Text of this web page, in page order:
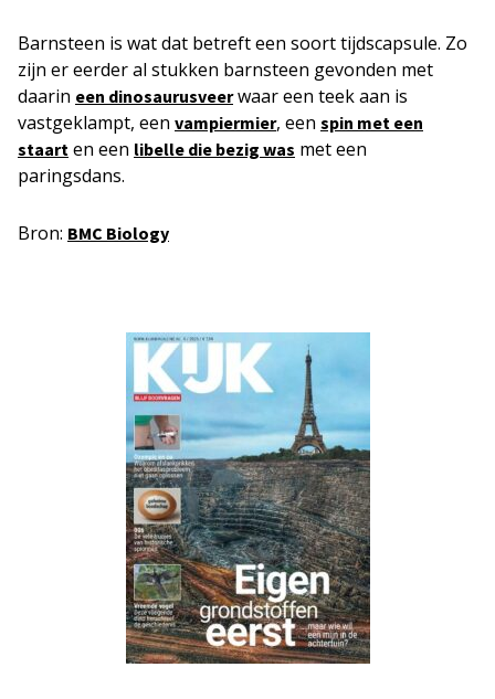
Barnsteen is wat dat betreft een soort tijdscapsule. Zo
zijn er eerder al stukken barnsteen gevonden met
daarin een dinosaurusveerwaar een teek aan is
vastgeklampt, een vampiermier, een spin met een
staart en een libelle die bezig was met een
paringsdans.
Bron: BMC Biology